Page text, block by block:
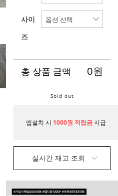
사이
즈
총 상품 금액 0원
Sold out
앱설치 시 1000원 적립금 지급
실시간 재고 조회